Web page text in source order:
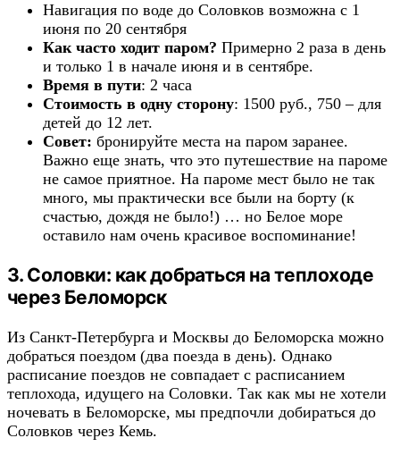
Навигация по воде до Соловков возможна с 1
июня по 20 сентября
Как часто ходит паром? Примерно 2 раза в день
и только 1 в начале июня и в сентябре.
Время в пути: 2 часа
Стоимость в одну сторону: 1500 руб., 750 – для
детей до 12 лет.
Совет: бронируйте места на паром заранее.
Важно еще знать, что это путешествие на пароме
не самое приятное. На пароме мест было не так
много, мы практически все были на борту (к
счастью, дождя не было!) … но Белое море
оставило нам очень красивое воспоминание!
3. Соловки: как добраться на теплоходе
через Беломорск
Из Санкт-Петербурга и Москвы до Беломорска можно
добраться поездом (два поезда в день). Однако
расписание поездов не совпадает с расписанием
теплохода, идущего на Соловки. Так как мы не хотели
ночевать в Беломорске, мы предпочли добираться до
Соловков через Кемь.